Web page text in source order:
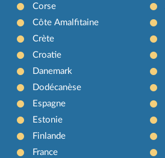
Corse
Côte Amalfitaine
Crète
Croatie
Danemark
Dodécanèse
Espagne
Estonie
Finlande
France